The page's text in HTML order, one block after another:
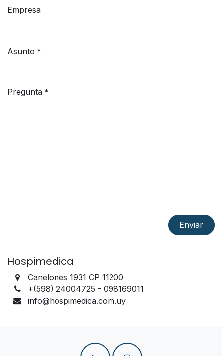
Empresa
Asunto *
Pregunta *
Enviar
Hospimedica
Canelones 1931 CP 11200
+(598) 24004725 - 098169011
info@hospimedica.com.uy